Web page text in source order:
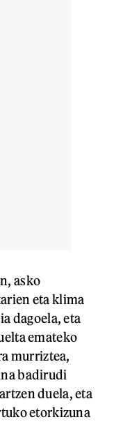
asko
eta klima
dagoela, eta
emateko
murriztea,
badirudi
duela, eta
etorkizuna